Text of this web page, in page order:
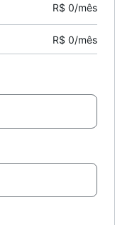
R$ 0/mês
R$ 0/mês